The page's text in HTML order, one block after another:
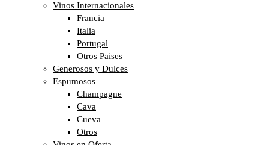
Vinos Internacionales
Francia
Italia
Portugal
Otros Paises
Generosos y Dulces
Espumosos
Champagne
Cava
Cueva
Otros